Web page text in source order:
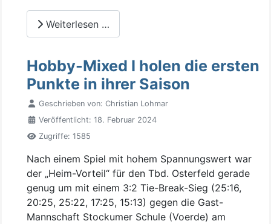
Weiterlesen …
Hobby-Mixed I holen die ersten
Punkte in ihrer Saison
Geschrieben von: Christian Lohmar
Veröffentlicht: 18. Februar 2024
Zugriffe: 1585
Nach einem Spiel mit hohem Spannungswert war
der „Heim-Vorteil“ für den Tbd. Osterfeld gerade
genug um mit einem 3:2 Tie-Break-Sieg (25:16,
20:25, 25:22, 17:25, 15:13) gegen die Gast-
Mannschaft Stockumer Schule (Voerde) am